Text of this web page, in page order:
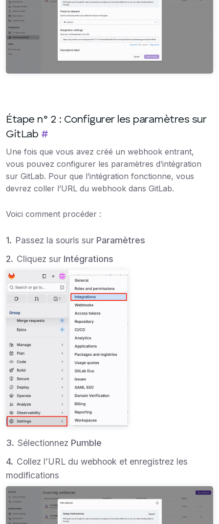
Étape n° 2 : Configurer les paramètres sur
GitLab #
Une fois que vous avez créé un webhook entrant,
vous pouvez configurer les paramètres d’intégration
sur GitLab. Pour que l’intégration fonctionne, vous
devrez coller l’URL du webhook dans GitLab.
Voici comment procéder :
Passez la souris sur Paramètres
Cliquez sur Intégrations
Sélectionnez Pumble
Collez l’URL du webhook et enregistrez les
modifications